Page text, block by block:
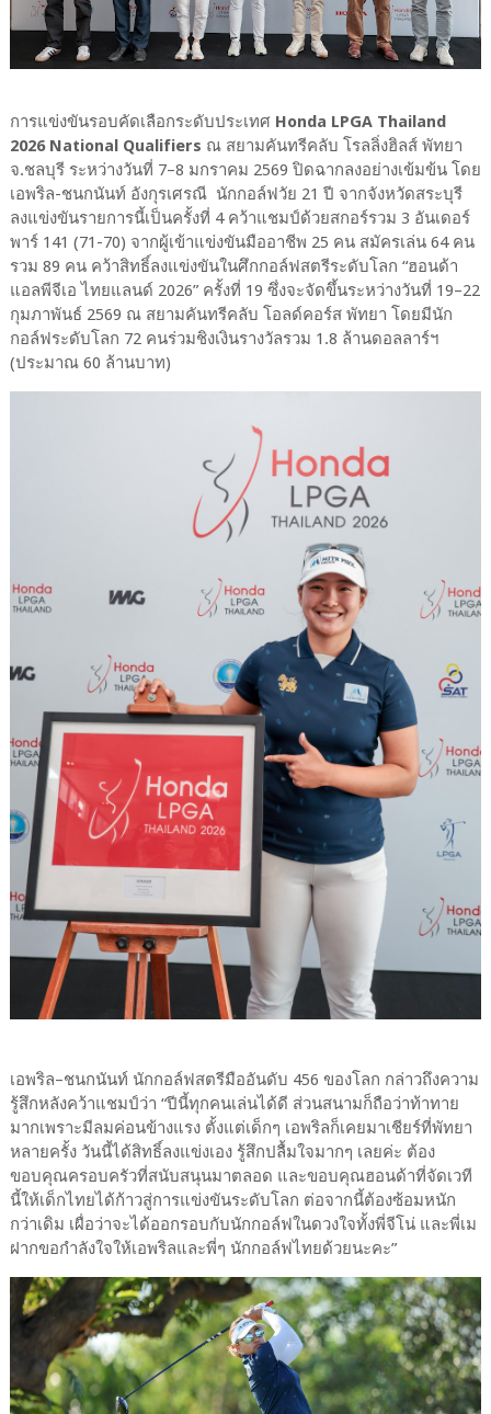
การแข่งขันรอบคัดเลือกระดับประเทศ Honda LPGA Thailand
2026 National Qualifiers ณ สยามคันทรีคลับ โรลลิ่งฮิลส์ พัทยา
จ.ชลบุรี ระหว่างวันที่ 7–8 มกราคม 2569 ปิดฉากลงอย่างเข้มข้น โดย
เอพริล-ชนกนันท์ อังกุรเศรณี นักกอล์ฟวัย 21 ปี จากจังหวัดสระบุรี
ลงแข่งขันรายการนี้เป็นครั้งที่ 4 คว้าแชมป์ด้วยสกอร์รวม 3 อันเดอร์
พาร์ 141 (71-70) จากผู้เข้าแข่งขันมืออาชีพ 25 คน สมัครเล่น 64 คน
รวม 89 คน คว้าสิทธิ์ลงแข่งขันในศึกกอล์ฟสตรีระดับโลก “ฮอนด้า
แอลพีจีเอ ไทยแลนด์ 2026” ครั้งที่ 19 ซึ่งจะจัดขึ้นระหว่างวันที่ 19–22
กุมภาพันธ์ 2569 ณ สยามคันทรีคลับ โอลด์คอร์ส พัทยา โดยมีนัก
กอล์ฟระดับโลก 72 คนร่วมชิงเงินรางวัลรวม 1.8 ล้านดอลลาร์ฯ
(ประมาณ 60 ล้านบาท)
เอพริล–ชนกนันท์ นักกอล์ฟสตรีมืออันดับ 456 ของโลก กล่าวถึงความ
รู้สึกหลังคว้าแชมป์ว่า “ปีนี้ทุกคนเล่นได้ดี ส่วนสนามก็ถือว่าท้าทาย
มากเพราะมีลมค่อนข้างแรง ตั้งแต่เด็กๆ เอพริลก็เคยมาเชียร์ที่พัทยา
หลายครั้ง วันนี้ได้สิทธิ์ลงแข่งเอง รู้สึกปลื้มใจมากๆ เลยค่ะ ต้อง
ขอบคุณครอบครัวที่สนับสนุนมาตลอด และขอบคุณฮอนด้าที่จัดเวที
นี้ให้เด็กไทยได้ก้าวสู่การแข่งขันระดับโลก ต่อจากนี้ต้องซ้อมหนัก
กว่าเดิม เผื่อว่าจะได้ออกรอบกับนักกอล์ฟในดวงใจทั้งพี่จีโน่ และพี่เม
ฝากขอกำลังใจให้เอพริลและพี่ๆ นักกอล์ฟไทยด้วยนะคะ”